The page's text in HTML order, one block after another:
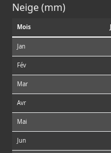
Neige (mm)
Mois
Jan
Fév
Mar
Avr
Mai
Jun